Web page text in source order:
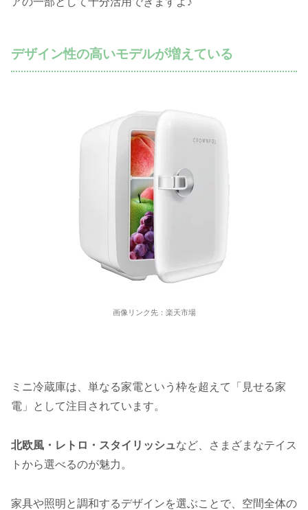
デザイン性の高いモデルが増えている
画像リンク先：楽天市場
ミニ冷蔵庫は、単なる家電という枠を超えて「見せる家
電」として注目されています。
北欧風・レトロ・スタイリッシュなど、さまざまなテイス
トから選べるのが魅力。
家具や照明と調和するデザインを選ぶことで、空間全体の